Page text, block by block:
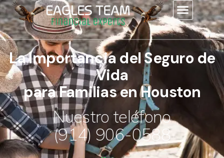
contenido
La Importancia del Seguro de
Vida
para Familias en Houston
Nuestro teléfono
(914) 906-0588